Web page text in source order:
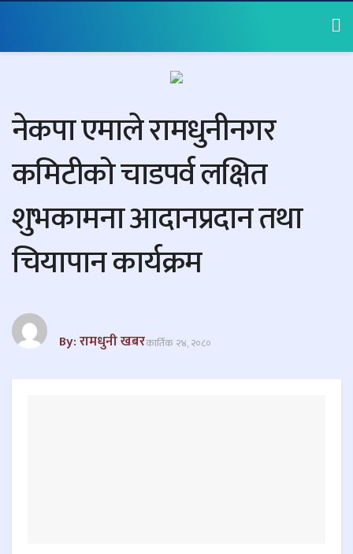
नेकपा एमाले रामधुनीनगर
कमिटीको चाडपर्व लक्षित
शुभकामना आदानप्रदान तथा
चियापान कार्यक्रम
By: रामधुनी खबरकार्तिक २४, २०८०